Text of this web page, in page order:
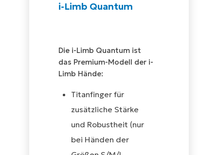
i-Limb Quantum
Die i-Limb Quantum ist
das Premium-Modell der i-
Limb Hände:
Titanfinger für
zusätzliche Stärke
und Robustheit (nur
bei Händen der